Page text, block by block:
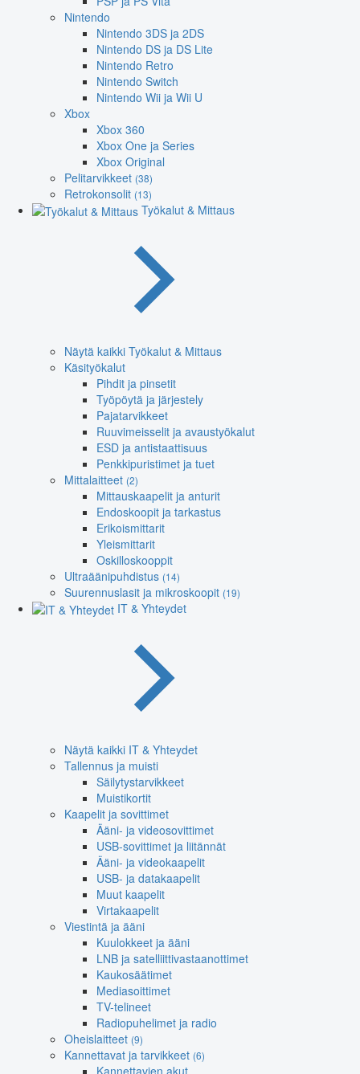
Nintendo
Nintendo 3DS ja 2DS
Nintendo DS ja DS Lite
Nintendo Retro
Nintendo Switch
Nintendo Wii ja Wii U
Xbox
Xbox 360
Xbox One ja Series
Xbox Original
Pelitarvikkeet (38)
Retrokonsolit (13)
Työkalut & Mittaus
Näytä kaikki Työkalut & Mittaus
Käsityökalut
Pihdit ja pinsetit
Työpöytä ja järjestely
Pajatarvikkeet
Ruuvimeisselit ja avaustyökalut
ESD ja antistaattisuus
Penkkipuristimet ja tuet
Mittalaitteet (2)
Mittauskaapelit ja anturit
Endoskoopit ja tarkastus
Erikoismittarit
Yleismittarit
Oskilloskooppit
Ultraäänipuhdistus (14)
Suurennuslasit ja mikroskoopit (19)
IT & Yhteydet
Näytä kaikki IT & Yhteydet
Tallennus ja muisti
Säilytystarvikkeet
Muistikortit
Kaapelit ja sovittimet
Ääni- ja videosovittimet
USB-sovittimet ja liitännät
Ääni- ja videokaapelit
USB- ja datakaapelit
Muut kaapelit
Virtakaapelit
Viestintä ja ääni
Kuulokkeet ja ääni
LNB ja satelliittivastaanottimet
Kaukosäätimet
Mediasoittimet
TV-telineet
Radiopuhelimet ja radio
Oheislaitteet (9)
Kannettavat ja tarvikkeet (6)